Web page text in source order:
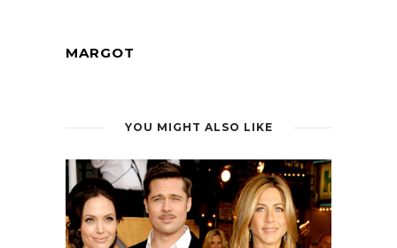
MARGOT
YOU MIGHT ALSO LIKE